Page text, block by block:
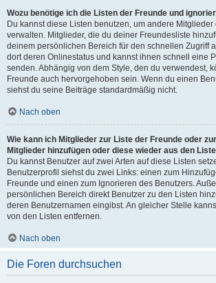
Wozu benötige ich die Listen der Freunde und
Du kannst diese Listen benutzen, um andere Mitglieder
verwalten. Mitglieder, die du deiner Freundesliste
deinem persönlichen Bereich für den schnellen Zugriff
dort deren Onlinestatus und kannst ihnen schnell eine
senden. Abhängig von dem Style, den du verwendest,
Freunde auch hervorgehoben sein. Wenn du einen
siehst du seine Beiträge standardmäßig nicht.
Nach oben
Wie kann ich Mitglieder zur Liste der Freunde oder
Mitglieder hinzufügen oder diese wieder aus den
Du kannst Benutzer auf zwei Arten auf diese Listen
Benutzerprofil siehst du zwei Links: einen zum
Freunde und einen zum Ignorieren des Benutzers.
persönlichen Bereich direkt Benutzer zu den Listen
deren Benutzernamen eingibst. An gleicher Stelle
von den Listen entfernen.
Nach oben
Die Foren durchsuchen